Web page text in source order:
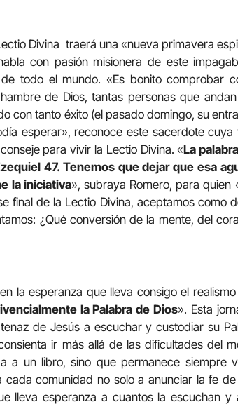
Divina traerá una «nueva primavera
con pasión misionera de este
todo el mundo. «Es bonito comprobar
de Dios, tantas personas que
con tanto éxito (el pasado domingo, su
esperar», reconoce este sacerdote
para vivir la Lectio Divina. «La
47. Tenemos que dejar que esa
la iniciativa», subraya Romero, para quien
final de la Lectio Divina, aceptamos como
¿Qué conversión de la mente, del
la esperanza que lleva consigo el
la Palabra de Dios». Esta
de Jesús a escuchar y custodiar su
ir más allá de las dificultades del
a un libro, sino que permanece siempre
comunidad no solo a anunciar la fe
lleva esperanza a cuantos la escuchan y